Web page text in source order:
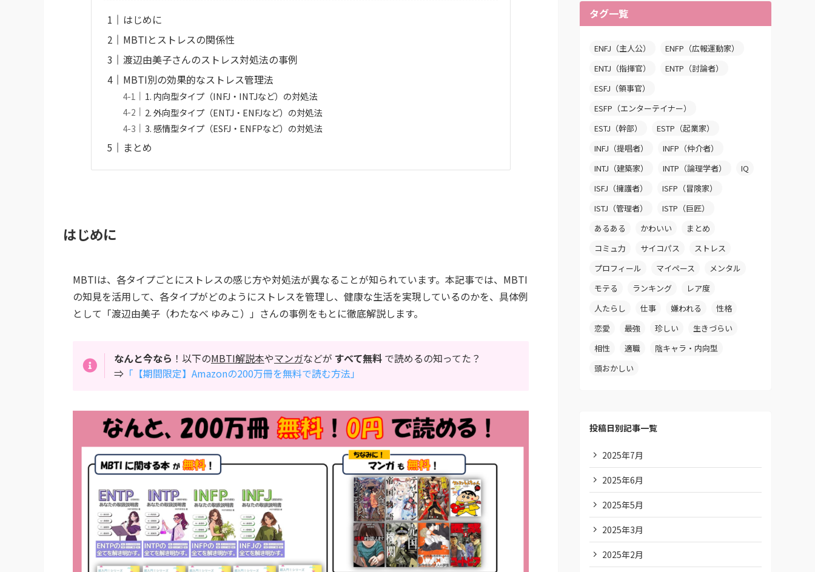
はじめに
MBTIとストレスの関係性
渡辺由美子さんのストレス対処法の事例
MBTI別の効果的なストレス管理法
1. 内向型タイプ（INFJ・INTJなど）の対処法
2. 外向型タイプ（ENTJ・ENFJなど）の対処法
3. 感情型タイプ（ESFJ・ENFPなど）の対処法
まとめ
はじめに
MBTIは、各タイプごとにストレスの感じ方や対処法が異なることが知られています。本記事では、MBTI
の知見を活用して、各タイプがどのようにストレスを管理し、健康な生活を実現しているのかを、具体例
として「渡辺由美子（わたなべ ゆみこ）」さんの事例をもとに徹底解説します。
なんと今なら ！以下のMBTI解説本やマンガなどが すべて無料 で読めるの知ってた？
⇒ 「【期間限定】Amazonの200万冊を無料で読む方法」
タグ一覧
ENFJ（主人公）
ENFP（広報運動家）
ENTJ（指揮官）
ENTP（討論者）
ESFJ（領事官）
ESFP（エンターテイナー）
ESTJ（幹部）
ESTP（起業家）
INFJ（提唱者）
INFP（仲介者）
INTJ（建築家）
INTP（論理学者）
IQ
ISFJ（擁護者）
ISFP（冒険家）
ISTJ（管理者）
ISTP（巨匠）
あるある
かわいい
まとめ
コミュ力
サイコパス
ストレス
プロフィール
マイペース
メンタル
モテる
ランキング
レア度
人たらし
仕事 嫌われる
性格
恋愛
最強 珍しい
生きづらい
相性
適職
陰キャラ・内向型
頭おかしい
投稿日別記事一覧
2025年7月
2025年6月
2025年5月
2025年3月
2025年2月